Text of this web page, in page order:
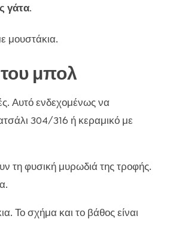
γάτα.
μουστάκια.
μπολ
Αυτό ενδεχομένως να
304/316 ή κεραμικό με
τη φυσική μυρωδιά της τροφής.
Το σχήμα και το βάθος είναι